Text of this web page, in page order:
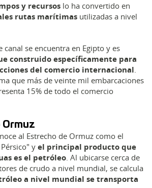
y recursos lo ha convertido en
rutas marítimas utilizadas a nivel
canal se encuentra en Egipto y es
construido específicamente para
del comercio internacional.
que más de veinte mil embarcaciones
15% de todo el comercio
Ormuz
al Estrecho de Ormuz como el
y el principal producto que
es el petróleo. Al ubicarse cerca de
de crudo a nivel mundial, se calcula
a nivel mundial se transporta